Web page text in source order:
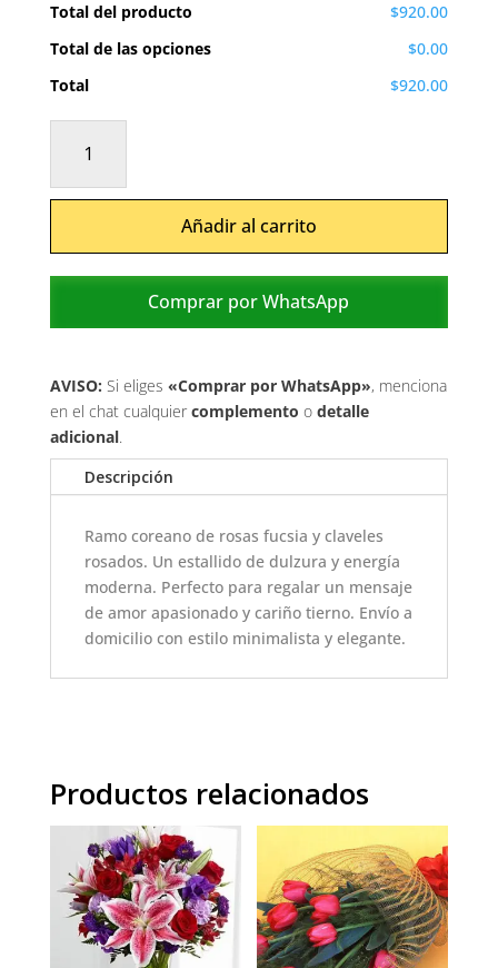
Total del producto
$920.00
Total de las opciones
$0.00
Total
$920.00
rosas
Añadir al carrito
Comprar por WhatsApp
AVISO: Si eliges «Comprar por WhatsApp», menciona
en el chat cualquier complemento o detalle
adicional.
Descripción
Ramo coreano de rosas fucsia y claveles
rosados. Un estallido de dulzura y energía
moderna. Perfecto para regalar un mensaje
de amor apasionado y cariño tierno. Envío a
domicilio con estilo minimalista y elegante.
Productos relacionados